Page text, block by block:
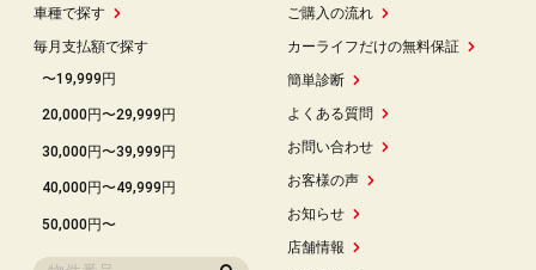
車種で探す
毎月支払額で探す
〜19,999円
20,000円〜29,999円
30,000円〜39,999円
40,000円〜49,999円
50,000円〜
ご購入の流れ
カーライフだけの無料保証
簡単診断
よくある質問
お問い合わせ
お客様の声
お知らせ
店舗情報